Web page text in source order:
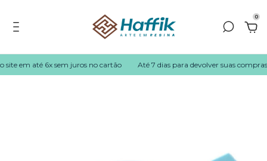
0
em até 6x sem juros no cartão Até 7 dias para devolver suas compras!